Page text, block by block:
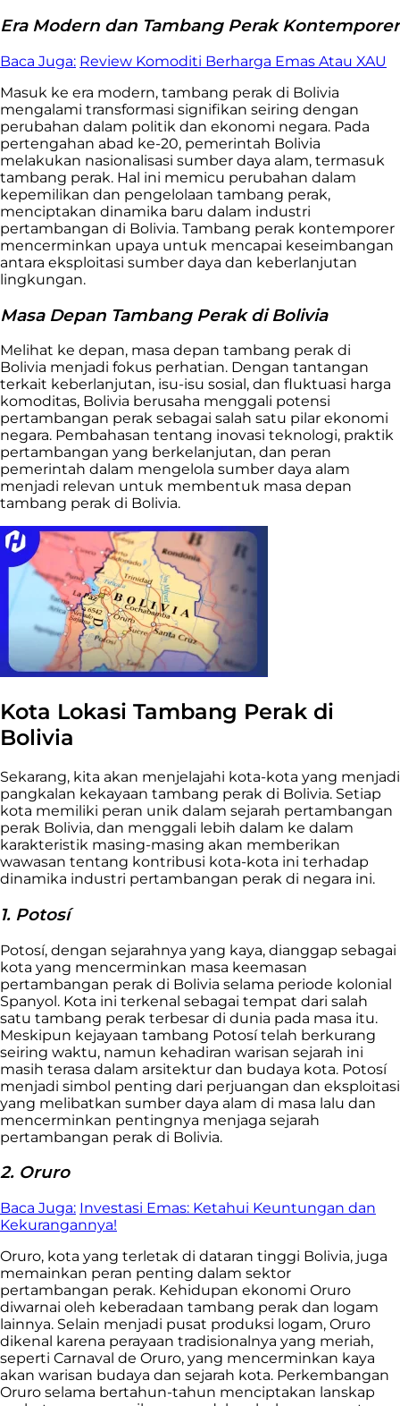
Era Modern dan Tambang Perak Kontemporer
Baca Juga: Review Komoditi Berharga Emas Atau XAU
Masuk ke era modern, tambang perak di Bolivia
mengalami transformasi signifikan seiring dengan
perubahan dalam politik dan ekonomi negara. Pada
pertengahan abad ke-20, pemerintah Bolivia
melakukan nasionalisasi sumber daya alam, termasuk
tambang perak. Hal ini memicu perubahan dalam
kepemilikan dan pengelolaan tambang perak,
menciptakan dinamika baru dalam industri
pertambangan di Bolivia. Tambang perak kontemporer
mencerminkan upaya untuk mencapai keseimbangan
antara eksploitasi sumber daya dan keberlanjutan
lingkungan.
Masa Depan Tambang Perak di Bolivia
Melihat ke depan, masa depan tambang perak di
Bolivia menjadi fokus perhatian. Dengan tantangan
terkait keberlanjutan, isu-isu sosial, dan fluktuasi harga
komoditas, Bolivia berusaha menggali potensi
pertambangan perak sebagai salah satu pilar ekonomi
negara. Pembahasan tentang inovasi teknologi, praktik
pertambangan yang berkelanjutan, dan peran
pemerintah dalam mengelola sumber daya alam
menjadi relevan untuk membentuk masa depan
tambang perak di Bolivia.
Kota Lokasi Tambang Perak di
Bolivia
Sekarang, kita akan menjelajahi kota-kota yang menjadi
pangkalan kekayaan tambang perak di Bolivia. Setiap
kota memiliki peran unik dalam sejarah pertambangan
perak Bolivia, dan menggali lebih dalam ke dalam
karakteristik masing-masing akan memberikan
wawasan tentang kontribusi kota-kota ini terhadap
dinamika industri pertambangan perak di negara ini.
1. Potosí
Potosí, dengan sejarahnya yang kaya, dianggap sebagai
kota yang mencerminkan masa keemasan
pertambangan perak di Bolivia selama periode kolonial
Spanyol. Kota ini terkenal sebagai tempat dari salah
satu tambang perak terbesar di dunia pada masa itu.
Meskipun kejayaan tambang Potosí telah berkurang
seiring waktu, namun kehadiran warisan sejarah ini
masih terasa dalam arsitektur dan budaya kota. Potosí
menjadi simbol penting dari perjuangan dan eksploitasi
yang melibatkan sumber daya alam di masa lalu dan
mencerminkan pentingnya menjaga sejarah
pertambangan perak di Bolivia.
2. Oruro
Baca Juga: Investasi Emas: Ketahui Keuntungan dan
Kekurangannya!
Oruro, kota yang terletak di dataran tinggi Bolivia, juga
memainkan peran penting dalam sektor
pertambangan perak. Kehidupan ekonomi Oruro
diwarnai oleh keberadaan tambang perak dan logam
lainnya. Selain menjadi pusat produksi logam, Oruro
dikenal karena perayaan tradisionalnya yang meriah,
seperti Carnaval de Oruro, yang mencerminkan kaya
akan warisan budaya dan sejarah kota. Perkembangan
Oruro selama bertahun-tahun menciptakan lanskap